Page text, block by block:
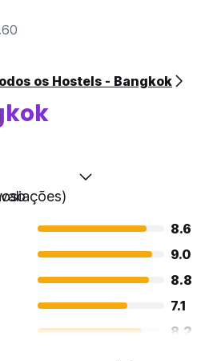
os Hostels - Bangkok
8.6
9.0
8.8
7.1
8.2